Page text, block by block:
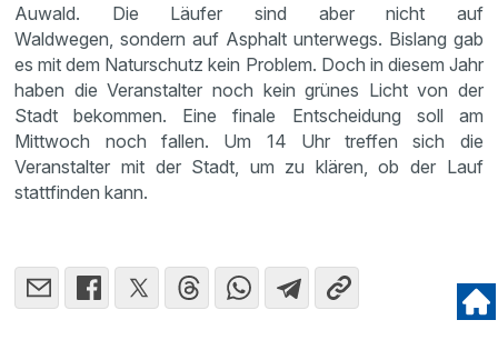
Auwald. Die Läufer sind aber nicht auf
Waldwegen, sondern auf Asphalt unterwegs. Bislang gab
es mit dem Naturschutz kein Problem. Doch in diesem Jahr
haben die Veranstalter noch kein grünes Licht von der
Stadt bekommen. Eine finale Entscheidung soll am
Mittwoch noch fallen. Um 14 Uhr treffen sich die
Veranstalter mit der Stadt, um zu klären, ob der Lauf
stattfinden kann.